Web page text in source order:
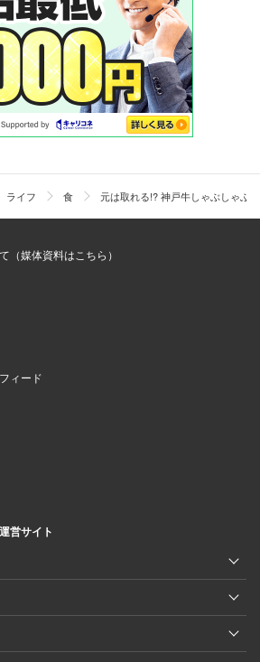
ライフ 食 元は取れる!? 神戸牛しゃぶしゃぶ
（媒体資料はこちら）
ィード
営サイト